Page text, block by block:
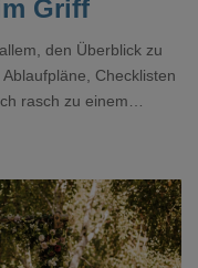
Griff
den Überblick zu
Checklisten
rasch zu einem
kurz vor einem Event
Gefühl.